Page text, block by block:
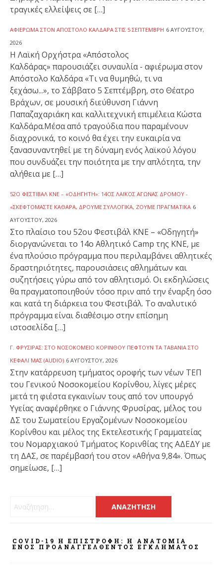
τραγικές ελλείψεις σε […]
ΑΦΙΈΡΩΜΑ ΣΤΟΝ ΑΠΌΣΤΟΛΟ ΚΑΛΔΆΡΑ ΣΤΙΣ 5 ΣΕΠΤΈΜΒΡΗ 6 ΑΥΓΟΎΣΤΟΥ,
2026
Η Λαϊκή Ορχήστρα «Απόστολος
Καλδάρας» παρουσιάζει συναυλία - αφιέρωμα στον
Απόστολο Καλδάρα «Τι να θυμηθώ, τι να
ξεχάσω...», το Σάββατο 5 Σεπτέμβρη, στο Θέατρο
Βράχων, σε μουσική διεύθυνση Γιάννη
Παπαζαχαριάκη και καλλιτεχνική επιμέλεια Κώστα
Καλδάρα.Μέσα από τραγούδια που παραμένουν
διαχρονικά, το κοινό θα έχει την ευκαιρία να
ξανασυναντηθεί με τη δύναμη ενός λαϊκού λόγου
που συνδυάζει την ποιότητα με την απλότητα, την
αλήθεια με […]
52Ο ΦΕΣΤΙΒΆΛ ΚΝΕ – «ΟΔΗΓΗΤΉ»: 14ΟΣ ΛΑΪΚΌΣ ΑΓΏΝΑΣ ΔΡΌΜΟΥ -
«ΣΚΕΦΤΌΜΑΣΤΕ ΚΑΘΑΡΆ, ΔΡΟΎΜΕ ΣΥΛΛΟΓΙΚΆ, ΖΟΎΜΕ ΠΡΑΓΜΑΤΙΚΆ 6
ΑΥΓΟΎΣΤΟΥ, 2026
Στο πλαίσιο του 52ου Φεστιβάλ ΚΝΕ – «Οδηγητή»
διοργανώνεται το 14ο Αθλητικό Camp της ΚΝΕ, με
ένα πλούσιο πρόγραμμα που περιλαμβάνει αθλητικές
δραστηριότητες, παρουσιάσεις αθλημάτων και
συζητήσεις γύρω από τον αθλητισμό. Οι εκδηλώσεις
θα πραγματοποιηθούν τόσο πριν από την έναρξη όσο
και κατά τη διάρκεια του Φεστιβάλ. Το αναλυτικό
πρόγραμμα είναι διαθέσιμο στην επίσημη
ιστοσελίδα […]
Γ. ΦΡΥΣΊΡΑΣ: ΣΤΟ ΝΟΣΟΚΟΜΕΊΟ ΚΟΡΊΝΘΟΥ ΠΈΦΤΟΥΝ ΤΑ ΤΑΒΆΝΙΑ ΣΤΟ
ΚΕΦΆΛΙ ΜΑΣ (AUDIO) 6 ΑΥΓΟΎΣΤΟΥ, 2026
Στην κατάρρευση τμήματος οροφής των νέων ΤΕΠ
του Γενικού Νοσοκομείου Κορίνθου, λίγες μέρες
μετά τη φιέστα εγκαινίων τους από τον υπουργό
Υγείας αναφέρθηκε ο Γιάννης Φρυσίρας, μέλος του
ΔΣ του Σωματείου Εργαζομένων Νοσοκομείου
Κορίνθου και μέλος της Εκτελεστικής Γραμματείας
του Νομαρχιακού Τμήματος Κορινθίας της ΑΔΕΔΥ με
τη ΔΑΣ, σε παρέμβασή του στον «Αθήνα 9,84». Όπως
σημείωσε, […]
Αναζήτηση για:
COVID-19 Η ΕΠΙΣΤΡΟΦΗ: Η ΑΝΑΤΟΜΊΑ
ΕΝΌΣ ΠΡΟΑΝΑΓΓΕΛΘΈΝΤΟΣ ΕΓΚΛΉΜΑΤΟΣ